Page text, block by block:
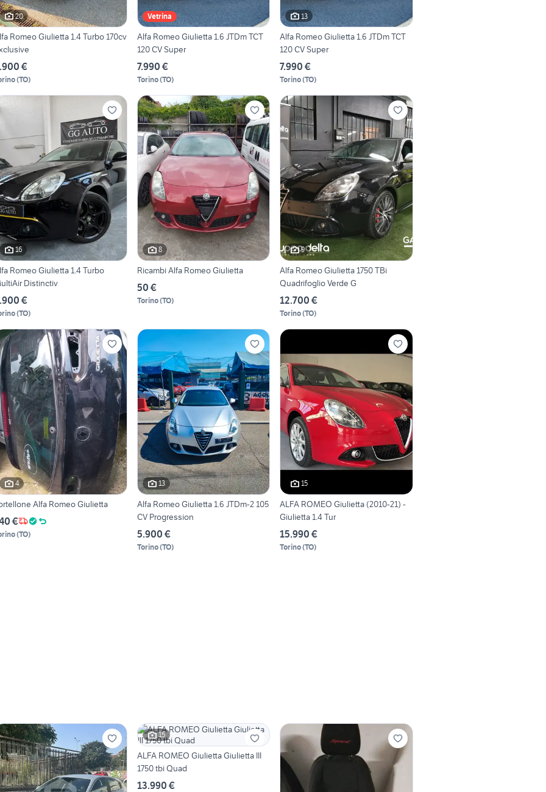
20
Romeo Giulietta 1.4 Turbo 170cv
€
(TO)
Vetrina
Alfa Romeo Giulietta 1.6 JTDm TCT
120 CV Super
7.990 €
Torino(TO)
13
Alfa Romeo Giulietta 1.6 JTDm TCT
120 CV Super
7.990 €
Torino(TO)
16
Romeo Giulietta 1.4 Turbo
Distinctiv
€
(TO)
8
Ricambi Alfa Romeo Giulietta
50 €
Torino(TO)
9
Alfa Romeo Giulietta 1750 TBi
Quadrifoglio Verde G
12.700 €
Torino(TO)
4
Alfa Romeo Giulietta
€
(TO)
13
Alfa Romeo Giulietta 1.6 JTDm-2 105
CV Progression
5.900 €
Torino(TO)
15
ALFA ROMEO Giulietta (2010-21) -
Giulietta 1.4 Tur
15.990 €
Torino(TO)
15
ALFA ROMEO Giulietta Giulietta III
1750 tbi Quad
13.990 €